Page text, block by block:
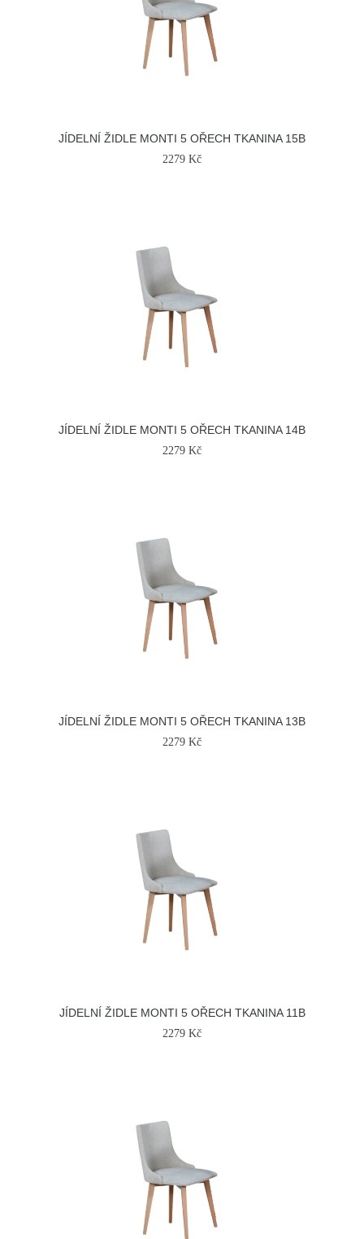
JÍDELNÍ ŽIDLE MONTI 5 OŘECH TKANINA 15B
2279 Kč
JÍDELNÍ ŽIDLE MONTI 5 OŘECH TKANINA 14B
2279 Kč
JÍDELNÍ ŽIDLE MONTI 5 OŘECH TKANINA 13B
2279 Kč
JÍDELNÍ ŽIDLE MONTI 5 OŘECH TKANINA 11B
2279 Kč